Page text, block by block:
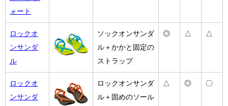
ォート
ロックオ
ンサンダ
ル
ソックオンサンダ
ル＋かかと固定の
ストラップ
◎ △ △
ロックオ
ンサンダ
ロックオンサンダ
ル＋固めのソール
△ ◎ 〇